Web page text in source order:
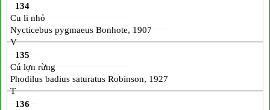
134
Cu li nhỏ
Nycticebus pygmaeus Bonhote, 1907
V
135
Cú lợn rừng
Phodilus badius saturatus Robinson, 1927
T
136